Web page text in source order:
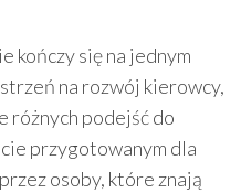
kończy się na jednym
na rozwój kierowcy,
różnych podejść do
przygotowanym dla
osoby, które znają